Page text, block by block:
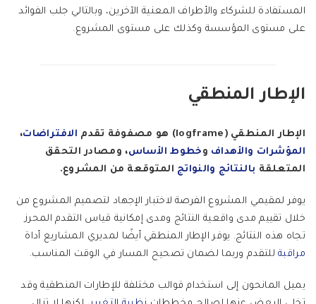
المستفادة للشركاء والأطراف المعنية الآخرين، وبالتالي جلب الفوائد
على مستوى المؤسسة وكذلك على مستوى المشروع.
الإطار المنطقي
الإطار المنطقي (logframe) هو مصفوفة تقدم الافتراضات،
المؤشرات والأهداف و خطوط الأساس، ومصادر التحقق
المتعلقة بالنتائج والنواتج المتوقعة من المشروع.
يوفر لمقيمي المشروع الفرصة لاختبار الإجهاد لتصميم المشروع من
خلال تقييم مدى واقعية النتائج ومدى إمكانية قياس التقدم المحرز
تجاه هذه النتائج. يوفر الإطار المنطقي أيضًا لمديري المشاريع أداة
مراقبة للتقدم وربما لضمان تصحيح المسار في الوقت المناسب.
يميل المانحون إلى استخدام قوالب مختلفة للإطارات المنطقية وقد